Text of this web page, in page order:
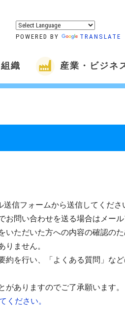
POWERED BY TRANSLATE
組織 産業・ビジネ
信フォームから送信してくださ
問い合わせを送る場合はメール
ただいた方への内容の確認のた
りません。
を行い、「よくある質問」な
ありますのでご了承願います。
ください。